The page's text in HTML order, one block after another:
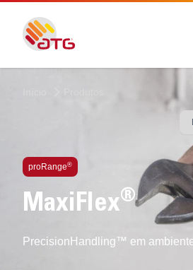
proRange®
MaxiFlex®
PrecisionHandling™ em